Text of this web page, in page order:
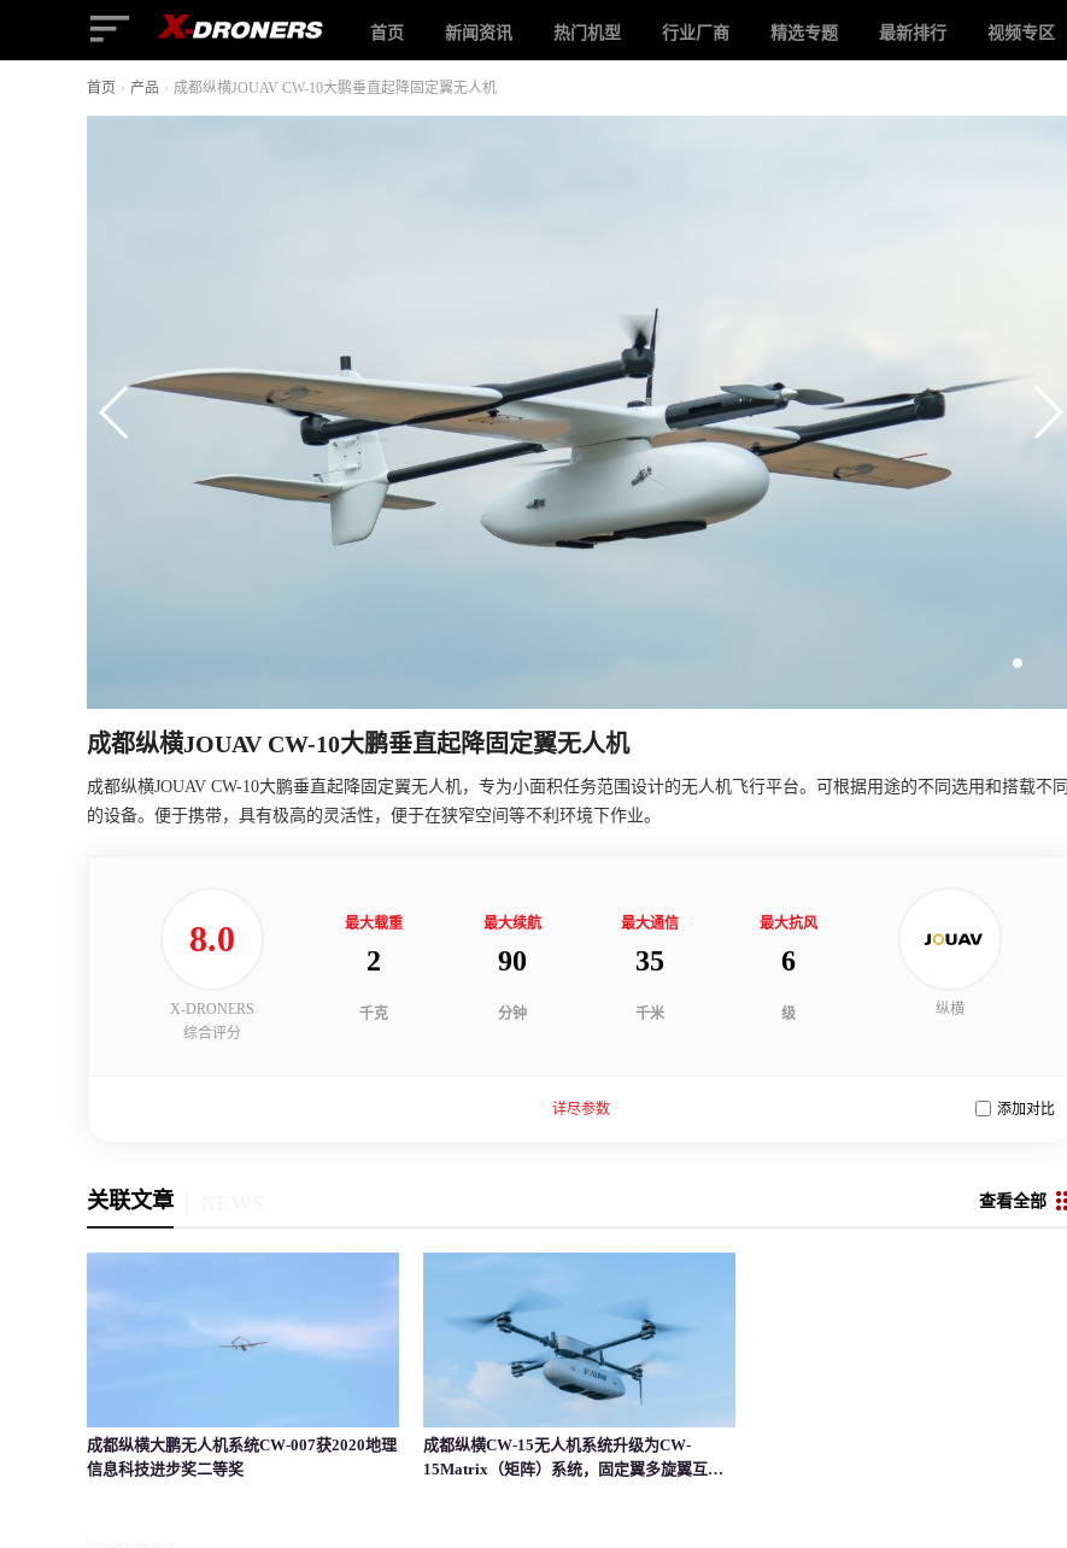
首页 新闻资讯 热门机型 行业厂商 精选专题 最新排行 视频专区
首页 › 产品 › 成都纵横JOUAV CW-10大鹏垂直起降固定翼无人机
成都纵横JOUAV CW-10大鹏垂直起降固定翼无人机
成都纵横JOUAV CW-10大鹏垂直起降固定翼无人机，专为小面积任务范围设计的无人机飞行平台。可根据用途的不同选用和搭载不同
的设备。便于携带，具有极高的灵活性，便于在狭窄空间等不利环境下作业。
8.0
X-DRONERS
综合评分
最大载重
2
千克
最大续航
90
分钟
最大通信
35
千米
最大抗风
6
级 纵横
详尽参数 添加对比
关联文章 查看全部
成都纵横大鹏无人机系统CW-007获2020地理
信息科技进步奖二等奖
成都纵横CW-15无人机系统升级为CW-
15Matrix（矩阵）系统，固定翼多旋翼互相